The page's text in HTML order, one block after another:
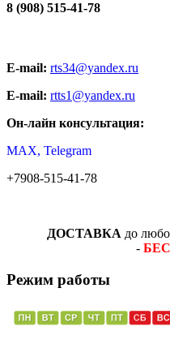
8 (908) 515-41-78
E-mail: rts34@yandex.ru
E-mail: rtts1@yandex.ru
Он-лайн консультация:
MAX, Telegram
+7908-515-41-78
ДОСТАВКА до
-
Режим работы